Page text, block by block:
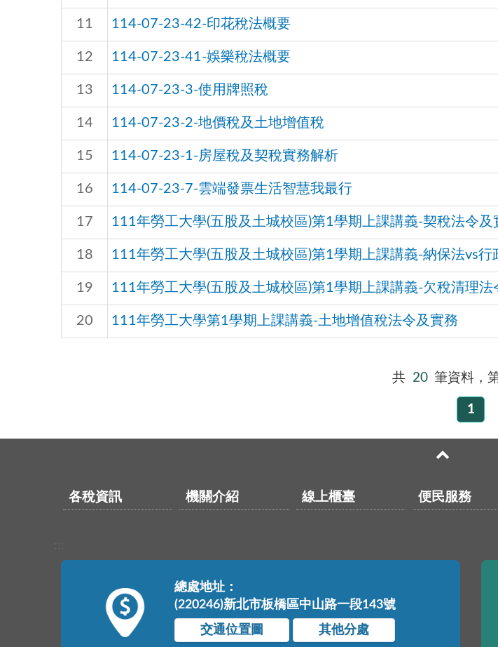
11 114-07-23-42-印花稅法概要
12 114-07-23-41-娛樂稅法概要
13 114-07-23-3-使用牌照稅
14 114-07-23-2-地價稅及土地增值稅
15 114-07-23-1-房屋稅及契稅實務解析
16 114-07-23-7-雲端發票生活智慧我最行
17 111年勞工大學(五股及土城校區)第1學期上課講義-契稅法令及
18 111年勞工大學(五股及土城校區)第1學期上課講義-納保法vs行
19 111年勞工大學(五股及土城校區)第1學期上課講義-欠稅清理法
20 111年勞工大學第1學期上課講義-土地增值稅法令及實務
共 20 筆資料，
1
各稅資訊 機關介紹 線上櫃臺 便民服務
總處地址：
(220246)新北市板橋區中山路一段143號
交通位置圖
其他分處